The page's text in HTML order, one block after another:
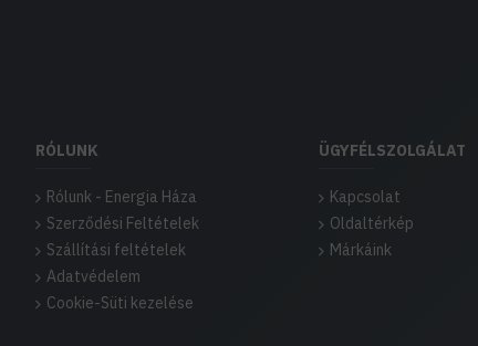
RÓLUNK
Rólunk - Energia Háza
Szerződési Feltételek
Szállítási feltételek
Adatvédelem
Cookie-Süti kezelése
ÜGYFÉLSZOLGÁLAT
Kapcsolat
Oldaltérkép
Márkáink